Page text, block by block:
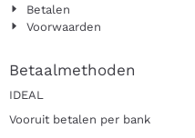
Betalen
Voorwaarden
Betaalmethoden
IDEAL
Vooruit betalen per bank